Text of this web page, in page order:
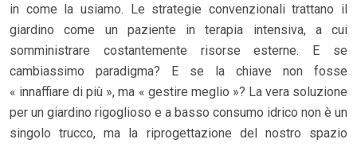
in come la usiamo. Le strategie convenzionali trattano il
giardino come un paziente in terapia intensiva, a cui
somministrare costantemente risorse esterne. E se
cambiassimo paradigma? E se la chiave non fosse
« innaffiare di più », ma « gestire meglio »? La vera soluzione
per un giardino rigoglioso e a basso consumo idrico non è un
singolo trucco, ma la riprogettazione del nostro spazio